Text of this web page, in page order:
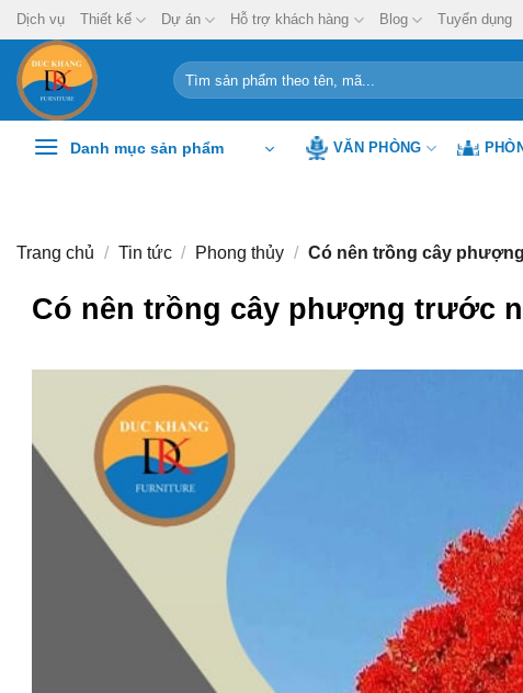
Chuyển
đến
nội
dung
Dịch vụ Thiết kế Dự án Hỗ trợ khách hàng Blog Tuyển dụng
Tìm
kiếm:
Danh mục sản phẩm VĂN PHÒNG
Trang chủ / Tin tức / Phong thủy / Có nên trồng cây
Có nên trồng cây phượng trước